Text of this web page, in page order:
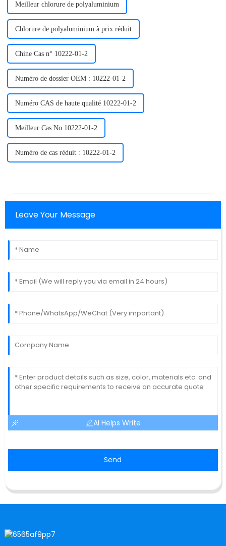
Meilleur chlorure de polyaluminium
Chlorure de polyaluminium à prix réduit
Chine Cas n° 10222-01-2
Numéro de dossier OEM : 10222-01-2
Numéro CAS de haute qualité 10222-01-2
Meilleur Cas No.10222-01-2
Numéro de cas réduit : 10222-01-2
Leave Your Message
AI Helps Write
Send